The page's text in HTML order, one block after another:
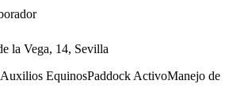
la Vega, 14, Sevilla
EquinosPaddock ActivoManejo de